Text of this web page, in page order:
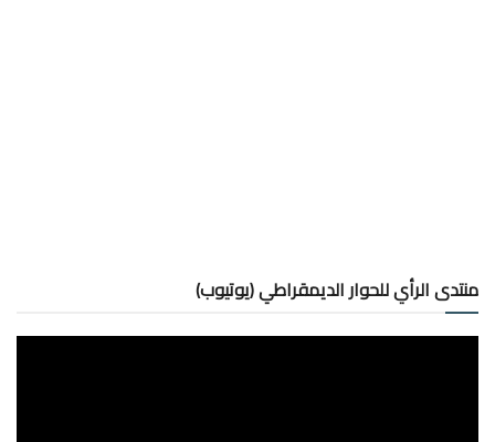
منتدى الرأي للحوار الديمقراطي (يوتيوب)